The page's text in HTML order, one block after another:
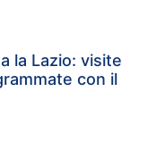
la Lazio: visite
con il